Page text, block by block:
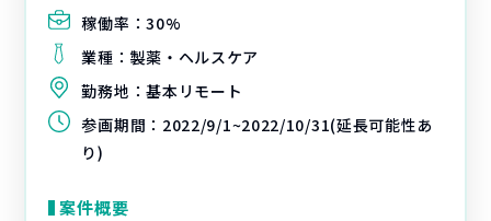
稼働率：30%
業種： 製薬・ヘルスケア
勤務地：基本リモート
参画期間： 2022/9/1~2022/10/31(延長可能性あ
り)
案件概要